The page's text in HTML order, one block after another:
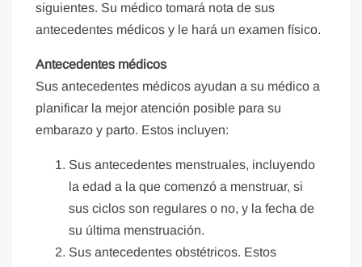
siguientes. Su médico tomará nota de sus
antecedentes médicos y le hará un examen físico.
Antecedentes médicos
Sus antecedentes médicos ayudan a su médico a
planificar la mejor atención posible para su
embarazo y parto. Estos incluyen:
Sus antecedentes menstruales, incluyendo
la edad a la que comenzó a menstruar, si
sus ciclos son regulares o no, y la fecha de
su última menstruación.
Sus antecedentes obstétricos. Estos